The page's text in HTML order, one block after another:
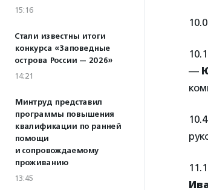
15:16
Стали известны итоги
конкурса «Заповедные
острова России — 2026»
14:21
Минтруд представил
программы повышения
квалификации по ранней
помощи
и сопровождаемому
проживанию
13:45
—